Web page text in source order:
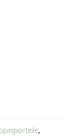
,